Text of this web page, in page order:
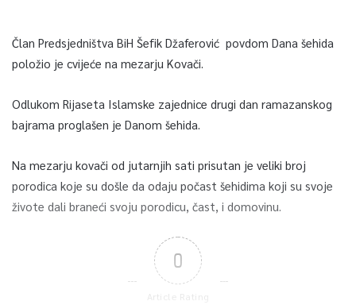
Član Predsjedništva BiH Šefik Džaferović povdom Dana šehida
položio je cvijeće na mezarju Kovači.
Odlukom Rijaseta Islamske zajednice drugi dan ramazanskog
bajrama proglašen je Danom šehida.
Na mezarju kovači od jutarnjih sati prisutan je veliki broj
porodica koje su došle da odaju počast šehidima koji su svoje
živote dali braneći svoju porodicu, čast, i domovinu.
0
Article Rating